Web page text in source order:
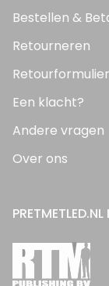
Bestellen &
Retourneren
Een klacht?
Andere vragen
Over ons